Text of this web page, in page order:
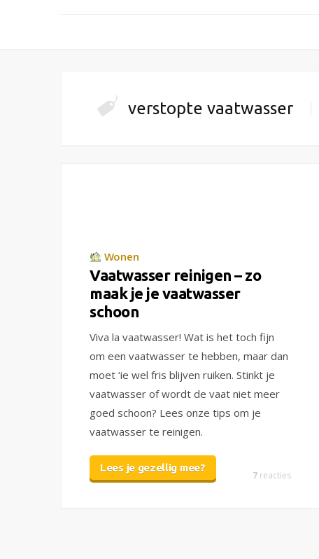
verstopte vaatwasser
Wonen
Vaatwasser reinigen – zo
maak je je vaatwasser
schoon
Viva la vaatwasser! Wat is het toch fijn
om een vaatwasser te hebben, maar dan
moet ‘ie wel fris blijven ruiken. Stinkt je
vaatwasser of wordt de vaat niet meer
goed schoon? Lees onze tips om je
vaatwasser te reinigen.
Lees je gezellig mee?
7 reacties